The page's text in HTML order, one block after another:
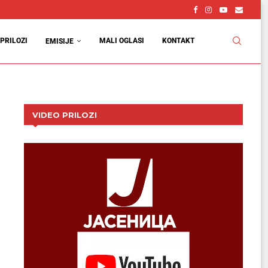
PRILOZI EMISIJE MALI OGLASI KONTAKT
VIDEO PRILOZI